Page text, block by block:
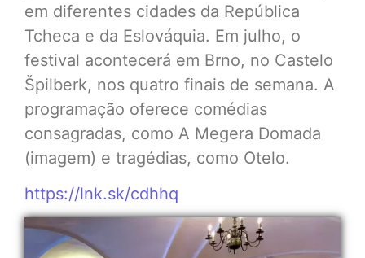
em diferentes cidades da República
Tcheca e da Eslováquia. Em julho, o
festival acontecerá em Brno, no Castelo
Špilberk, nos quatro finais de semana. A
programação oferece comédias
consagradas, como A Megera Domada
(imagem) e tragédias, como Otelo.
https://lnk.sk/cdhhq